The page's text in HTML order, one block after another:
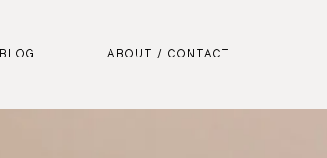
BLOG ABOUT / CONTACT